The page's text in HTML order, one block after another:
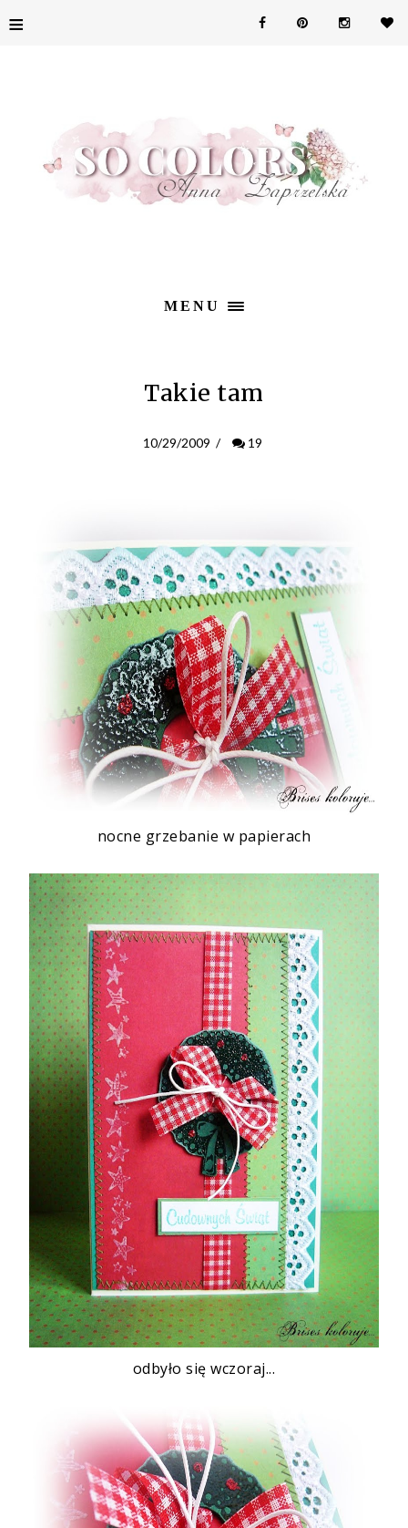
≡
MENU
Takie tam
10/29/2009 / 19
nocne grzebanie w papierach
odbyło się wczoraj...